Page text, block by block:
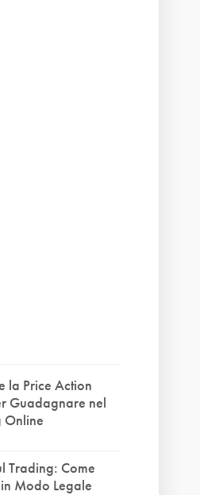
la Price Action
Guadagnare nel
Online
Trading: Come
Modo Legale